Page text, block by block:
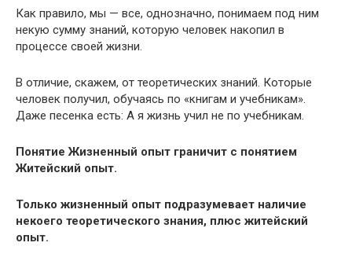
Как правило, мы — все, однозначно, понимаем под ним
некую сумму знаний, которую человек накопил в
процессе своей жизни.
В отличие, скажем, от теоретических знаний. Которые
человек получил, обучаясь по «книгам и учебникам».
Даже песенка есть: А я жизнь учил не по учебникам.
Понятие Жизненный опыт граничит с понятием
Житейский опыт.
Только жизненный опыт подразумевает наличие
некоего теоретического знания, плюс житейский
опыт.